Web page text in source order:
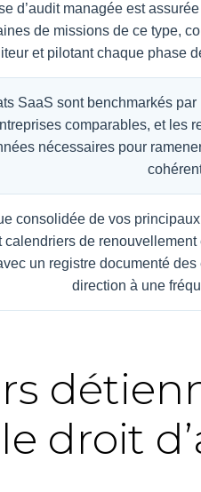
d’audit managée est
de missions de ce type,
et pilotant chaque phase
SaaS sont benchmarkés
comparables, et les
nécessaires pour
consolidée de vos
calendriers de
un registre documenté
direction à une
droit